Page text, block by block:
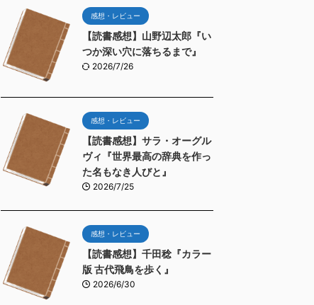
感想・レビュー
【読書感想】山野辺太郎『い
つか深い穴に落ちるまで』
2026/7/26
感想・レビュー
【読書感想】サラ・オーグル
ヴィ『世界最高の辞典を作っ
た名もなき人びと』
2026/7/25
感想・レビュー
【読書感想】千田稔『カラー
版 古代飛鳥を歩く』
2026/6/30